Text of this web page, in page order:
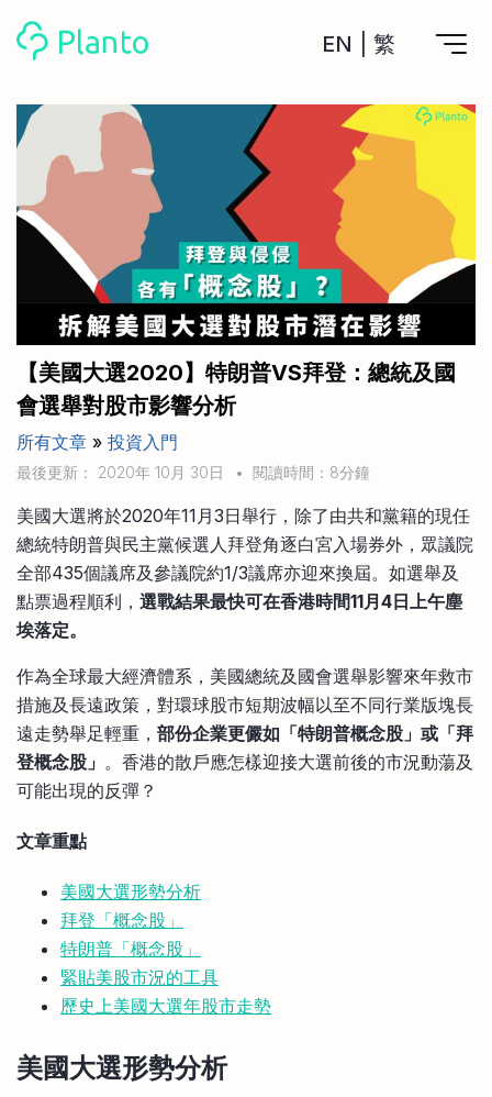
EN 繁
Planto功能
計劃買樓
計劃買樓第一步
全功能記賬
管理及分析所有戶口
管理MPF戶口
一次過管理所有強積金戶口
申請清卡數/私人貸款
CreFIT x Planto推廣優惠
工具
私人貸款
年利率/APR/年息比較
投資戶口 (美股)
比較最抵美股投資戶口
投資戶口 (港股)
比較最抵港股投資戶口
投資加密貨幣
比較最抵Crypto交易所
月供股票計劃
比較最抵月供計劃戶口
比較定存利率
信用卡
比較各種最優惠信用卡
關於我們
Academy
Marketplace
其他網站
手機App與理財資訊
商業解決方案
【美國大選2020】特朗普VS拜登：總統及國
會選舉對股市影響分析
所有文章 » 投資入門
最後更新： 2020年 10月 30日 • 閱讀時間：8分鐘
美國大選將於2020年11月3日舉行，除了由共和黨籍的現任
總統特朗普與民主黨候選人拜登角逐白宮入場券外，眾議院
全部435個議席及參議院約1/3議席亦迎來換屆。如選舉及
點票過程順利， 選戰結果最快可在香港時間11月4日上午塵
埃落定。
作為全球最大經濟體系，美國總統及國會選舉影響來年救市
措施及長遠政策，對環球股市短期波幅以至不同行業版塊長
遠走勢舉足輕重， 部份企業更儼如「特朗普概念股」或「拜
登概念股」 。香港的散戶應怎樣迎接大選前後的市況動蕩及
可能出現的反彈？
文章重點
美國大選形勢分析
拜登「概念股」
特朗普「概念股」
緊貼美股市況的工具
歷史上美國大選年股市走勢
美國大選形勢分析